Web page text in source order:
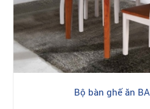
Bộ bàn ghế ăn